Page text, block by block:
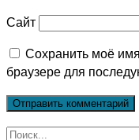
Сайт
Сохранить моё
браузере для